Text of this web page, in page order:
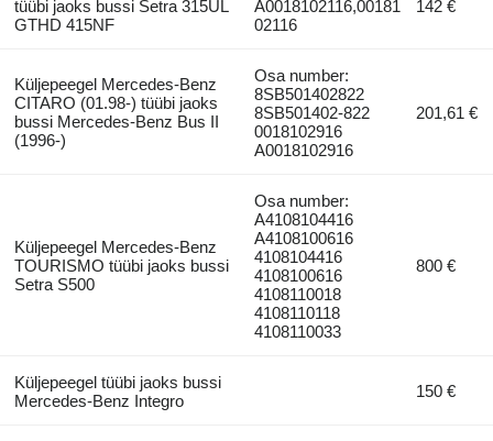
tüübi jaoks bussi Setra 315UL
GTHD 415NF
A0018102116,00181
02116
142 €
Küljepeegel Mercedes-Benz
CITARO (01.98-) tüübi jaoks
bussi Mercedes-Benz Bus II
(1996-)
Osa number:
8SB501402822
8SB501402-822
0018102916
A0018102916
201,61 €
Küljepeegel Mercedes-Benz
TOURISMO tüübi jaoks bussi
Setra S500
Osa number:
A4108104416
A4108100616
4108104416
4108100616
4108110018
4108110118
4108110033
800 €
Küljepeegel tüübi jaoks bussi
Mercedes-Benz Integro
150 €